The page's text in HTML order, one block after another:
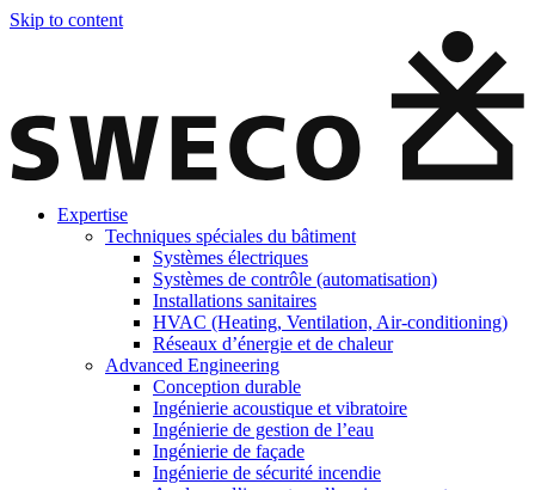
Skip to content
Expertise
Techniques spéciales du bâtiment
Systèmes électriques
Systèmes de contrôle (automatisation)
Installations sanitaires
HVAC (Heating, Ventilation, Air-conditioning)
Réseaux d’énergie et de chaleur
Advanced Engineering
Conception durable
Ingénierie acoustique et vibratoire
Ingénierie de gestion de l’eau
Ingénierie de façade
Ingénierie de sécurité incendie